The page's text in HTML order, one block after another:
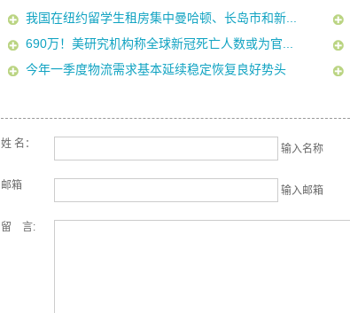
我国在纽约留学生租房集中曼哈顿、长岛市和新...
690万！美研究机构称全球新冠死亡人数或为官...
今年一季度物流需求基本延续稳定恢复良好势头
姓 名： 输入名称
邮箱 输入邮箱
留 言: